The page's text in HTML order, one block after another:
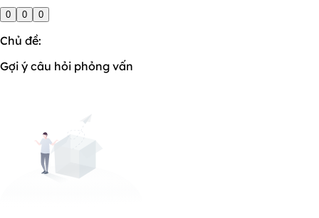
0 0 0
Chủ đề:
Gợi ý câu hỏi phỏng vấn